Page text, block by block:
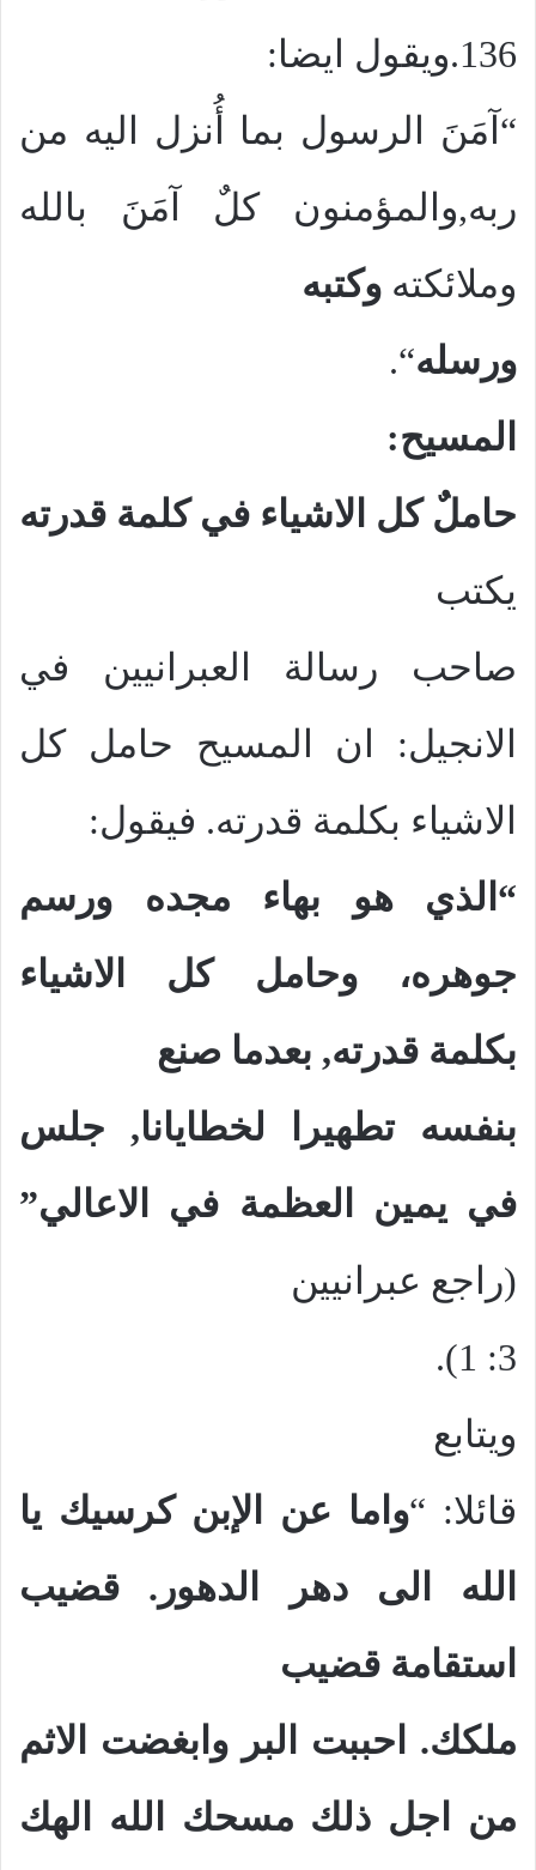
136.ويقول ايضا:
“آمَنَ الرسول بما أُنزل اليه من
ربه,والمؤمنون كلٌ آمَنَ بالله
وملائكته وكتبه
ورسله“.
المسيح:
حاملٌ كل الاشياء في كلمة قدرته
يكتب
صاحب رسالة العبرانيين في
الانجيل: ان المسيح حامل كل
الاشياء بكلمة قدرته. فيقول:
“الذي هو بهاء مجده ورسم
جوهره، وحامل كل الاشياء
بكلمة قدرته, بعدما صنع
بنفسه تطهيرا لخطايانا, جلس
في يمين العظمة في الاعالي”
(راجع عبرانيين
3: 1).
ويتابع
قائلا: “واما عن الإبن كرسيك يا
الله الى دهر الدهور. قضيب
استقامة قضيب
ملكك. احببت البر وابغضت الاثم
من اجل ذلك مسحك الله الهك